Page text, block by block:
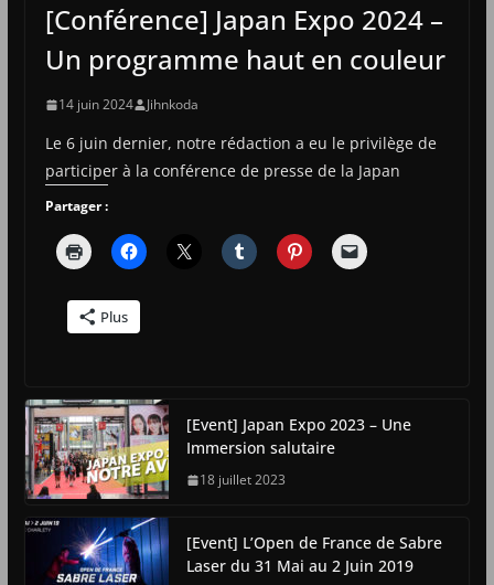
[Conférence] Japan Expo 2024 –
Un programme haut en couleur
14 juin 2024 Jihnkoda
Le 6 juin dernier, notre rédaction a eu le privilège de
participer à la conférence de presse de la Japan
Partager :
Plus
[Event] Japan Expo 2023 – Une
Immersion salutaire
18 juillet 2023
[Event] L’Open de France de Sabre
Laser du 31 Mai au 2 Juin 2019